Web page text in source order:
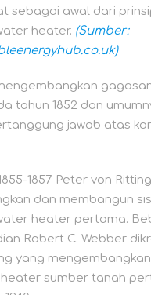
sebagai awal dari
heater. (Sumber:
tahun 1852 dan
jawab atas
1857 Peter von
dan membangun
heater pertama.
Robert C. Webber
yang
sumber tanah